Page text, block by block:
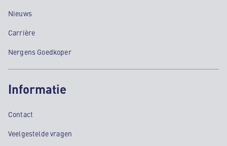
Nieuws
Carrière
Nergens Goedkoper
Informatie
Contact
Veelgestelde vragen